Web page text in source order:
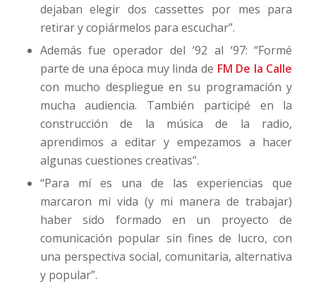
dejaban elegir dos cassettes por mes para
retirar y copiármelos para escuchar”.
Además fue operador del ‘92 al ‘97: “Formé
parte de una época muy linda de FM De la Calle
con mucho despliegue en su programación y
mucha audiencia. También participé en la
construcción de la música de la radio,
aprendimos a editar y empezamos a hacer
algunas cuestiones creativas”.
“Para mí es una de las experiencias que
marcaron mi vida (y mi manera de trabajar)
haber sido formado en un proyecto de
comunicación popular sin fines de lucro, con
una perspectiva social, comunitaria, alternativa
y popular”.